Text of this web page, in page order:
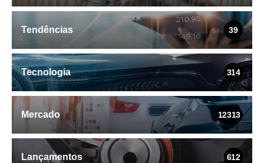
Tendências 39
Tecnologia 314
Mercado 12313
Lançamentos 612